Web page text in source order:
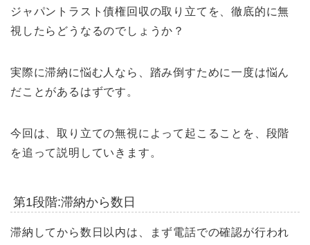
ジャパントラスト債権回収の取り立てを、徹底的に無
視したらどうなるのでしょうか？
実際に滞納に悩む人なら、踏み倒すために一度は悩ん
だことがあるはずです。
今回は、取り立ての無視によって起こることを、段階
を追って説明していきます。
第1段階:滞納から数日
滞納してから数日以内は、まず電話での確認が行われ